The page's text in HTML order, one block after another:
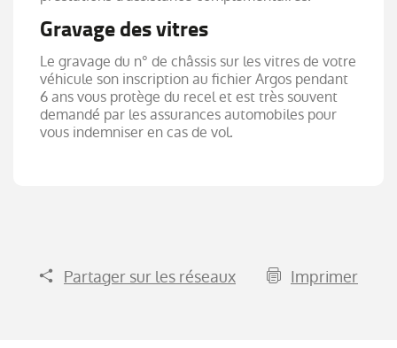
Gravage des vitres
Le gravage du n° de châssis sur les vitres de votre
véhicule son inscription au fichier Argos pendant
6 ans vous protège du recel et est très souvent
demandé par les assurances automobiles pour
vous indemniser en cas de vol.
Partager sur les réseaux Imprimer